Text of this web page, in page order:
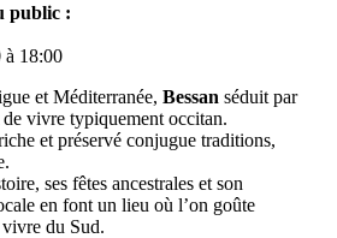
public :
à 18:00
et Méditerranée, Bessan séduit par
vivre typiquement occitan.
et préservé conjugue traditions,
ses fêtes ancestrales et son
en font un lieu où l’on goûte
du Sud.